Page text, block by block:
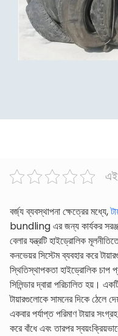
বর্জ্য ব্যবস্থাপনা ক্ষেত্রের মধ্যে,
bundling এর জন্য কার্যকর
বেলার যন্ত্রটি হাইড্রোলিক
কনভেয়র সিস্টেম ব্যবহার করে
স্থিতিস্থাপকতা হাইড্রোলিক চাপ
সিলিন্ডার দ্বারা পরিচালিত হয়।
টায়ারগুলোকে সামনের দিকে
একবার পর্যাপ্ত পরিমাণ টায়ার
করে বাঁধে এবং তারপর